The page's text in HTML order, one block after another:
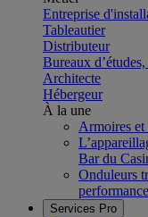
Entreprise
Tableautier
Distributeur
Bureaux
Architecte
Hébergeur
À la une
Armoires
Bar du
Onduleurs
Services Pro